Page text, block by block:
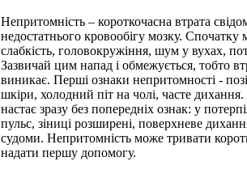
Непритомність – короткочасна втрата
недостатнього кровообігу мозку.
слабкість, головокружіння, шум у вухах,
Зазвичай цим напад і обмежується, тобто
виникає. Перші ознаки непритомності -
шкіри, холодний піт на чолі, часте дихання.
настає зразу без попередніх ознак: у
пульс, зіниці розширені, поверхневе
судоми. Непритомність може тривати
надати першу допомогу.